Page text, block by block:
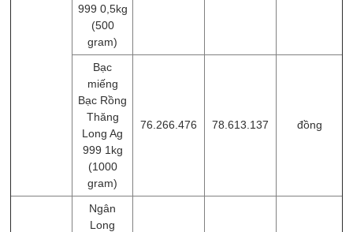
999 0,5kg
(500
gram)
Bạc
miếng
Bạc Rồng
Thăng
Long Ag
999 1kg
(1000
gram)
76.266.476 78.613.137 đồng
Ngân
Long